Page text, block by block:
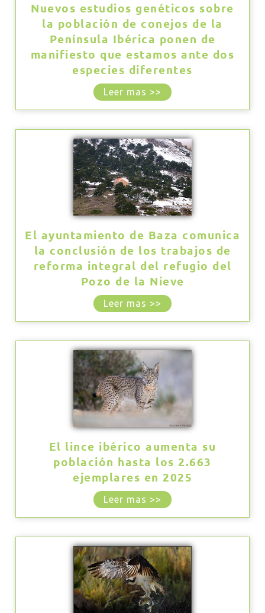
Nuevos estudios genéticos sobre
la población de conejos de la
Península Ibérica ponen de
manifiesto que estamos ante dos
especies diferentes
Leer mas >>
El ayuntamiento de Baza comunica
la conclusión de los trabajos de
reforma integral del refugio del
Pozo de la Nieve
Leer mas >>
El lince ibérico aumenta su
población hasta los 2.663
ejemplares en 2025
Leer mas >>